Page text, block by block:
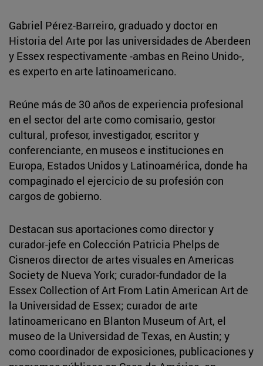
Gabriel Pérez-Barreiro, graduado y doctor en
Historia del Arte por las universidades de Aberdeen
y Essex respectivamente -ambas en Reino Unido-,
es experto en arte latinoamericano.
Reúne más de 30 años de experiencia profesional
en el sector del arte como comisario, gestor
cultural, profesor, investigador, escritor y
conferenciante, en museos e instituciones en
Europa, Estados Unidos y Latinoamérica, donde ha
compaginado el ejercicio de su profesión con
cargos de gobierno.
Destacan sus aportaciones como director y
curador-jefe en Colección Patricia Phelps de
Cisneros director de artes visuales en Americas
Society de Nueva York; curador-fundador de la
Essex Collection of Art From Latin American Art de
la Universidad de Essex; curador de arte
latinoamericano en Blanton Museum of Art, el
museo de la Universidad de Texas, en Austin; y
como coordinador de exposiciones, publicaciones y